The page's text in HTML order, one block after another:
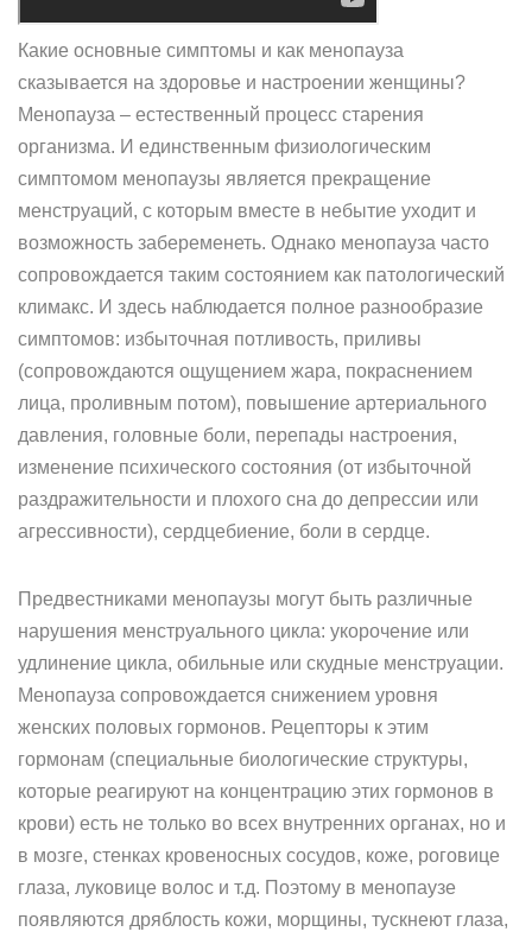
Какие основные симптомы и как менопауза
сказывается на здоровье и настроении женщины?
Менопауза – естественный процесс старения
организма. И единственным физиологическим
симптомом менопаузы является прекращение
менструаций, с которым вместе в небытие уходит и
возможность забеременеть. Однако менопауза часто
сопровождается таким состоянием как патологический
климакс. И здесь наблюдается полное разнообразие
симптомов: избыточная потливость, приливы
(сопровождаются ощущением жара, покраснением
лица, проливным потом), повышение артериального
давления, головные боли, перепады настроения,
изменение психического состояния (от избыточной
раздражительности и плохого сна до депрессии или
агрессивности), сердцебиение, боли в сердце.
Предвестниками менопаузы могут быть различные
нарушения менструального цикла: укорочение или
удлинение цикла, обильные или скудные менструации.
Менопауза сопровождается снижением уровня
женских половых гормонов. Рецепторы к этим
гормонам (специальные биологические структуры,
которые реагируют на концентрацию этих гормонов в
крови) есть не только во всех внутренних органах, но и
в мозге, стенках кровеносных сосудов, коже, роговице
глаза, луковице волос и т.д. Поэтому в менопаузе
появляются дряблость кожи, морщины, тускнеют глаза,